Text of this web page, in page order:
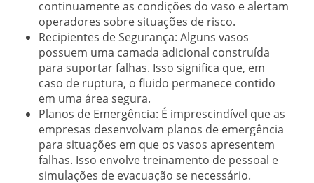
continuamente as condições do vaso e alertam
operadores sobre situações de risco.
Recipientes de Segurança: Alguns vasos
possuem uma camada adicional construída
para suportar falhas. Isso significa que, em
caso de ruptura, o fluido permanece contido
em uma área segura.
Planos de Emergência: É imprescindível que as
empresas desenvolvam planos de emergência
para situações em que os vasos apresentem
falhas. Isso envolve treinamento de pessoal e
simulações de evacuação se necessário.